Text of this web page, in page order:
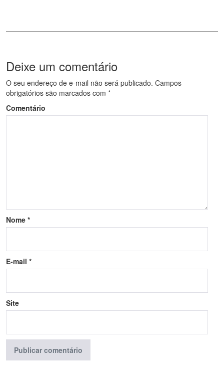
Deixe um comentário
O seu endereço de e-mail não será publicado. Campos
obrigatórios são marcados com *
Comentário
Nome *
E-mail *
Site